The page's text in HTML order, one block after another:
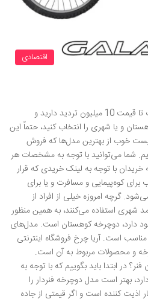
اقتصادی
اگر هنوز در خرید یک دوچرخه خوب تا قیمت 10 میلیون تردید دارید و
و یا شهری را انتخاب کنید، حتماً این
خوب از بهترین مدل‌ها که فروش
شما می‌توانید با توجه به مشخصات هر
با توجه به لینک خریدی که قرار
برای کوه‌پیمایی و مسافرت و یا برای
گرچه امروزه خیلی از افراد از
شهری استفاده می‌کنند، به همین منظور
دارد، دوچرخه کوهستان است. مدل‌های
است. آریا چرخ فروشگاه اینترنتی
و محصولات مربوط به آن است.
در ابتدا باید بگوییم که با توجه به
بهتر است مدل دوچرخه فنردار را
اذیت کننده است و اگر قیمتی از جاده